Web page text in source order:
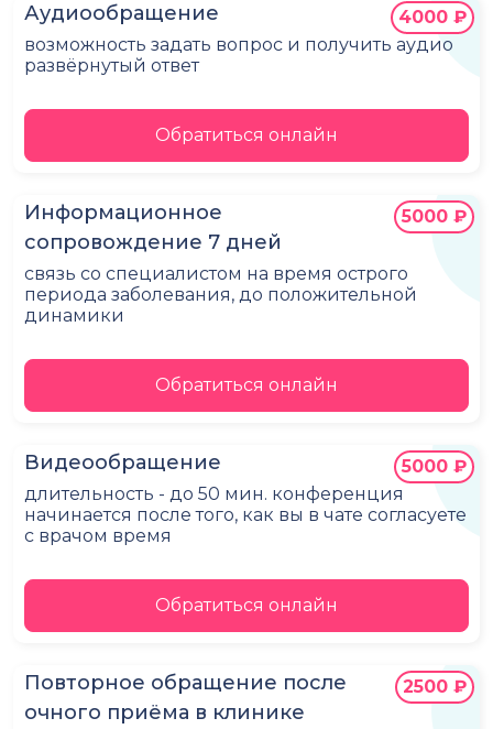
Аудиообращение
возможность задать вопрос и получить аудио
развёрнутый ответ
4000 ₽
Обратиться онлайн
Информационное
сопровождение 7 дней
связь со специалистом на время острого
периода заболевания, до положительной
динамики
5000 ₽
Обратиться онлайн
Видеообращение
длительность - до 50 мин. конференция
начинается после того, как вы в чате согласуете
с врачом время
5000 ₽
Обратиться онлайн
Повторное обращение после
очного приёма в клинике
2500 ₽